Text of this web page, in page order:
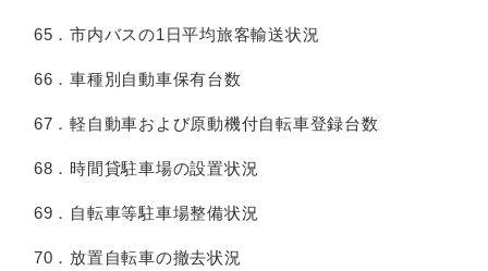
65．市内バスの1日平均旅客輸送状況
66．車種別自動車保有台数
67．軽自動車および原動機付自転車登録台数
68．時間貸駐車場の設置状況
69．自転車等駐車場整備状況
70．放置自転車の撤去状況